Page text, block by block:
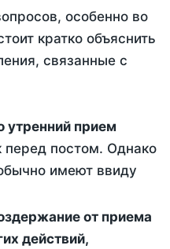
особенно во
кратко объяснить
связанные с
перед постом. Однако
имеют ввиду
действий,